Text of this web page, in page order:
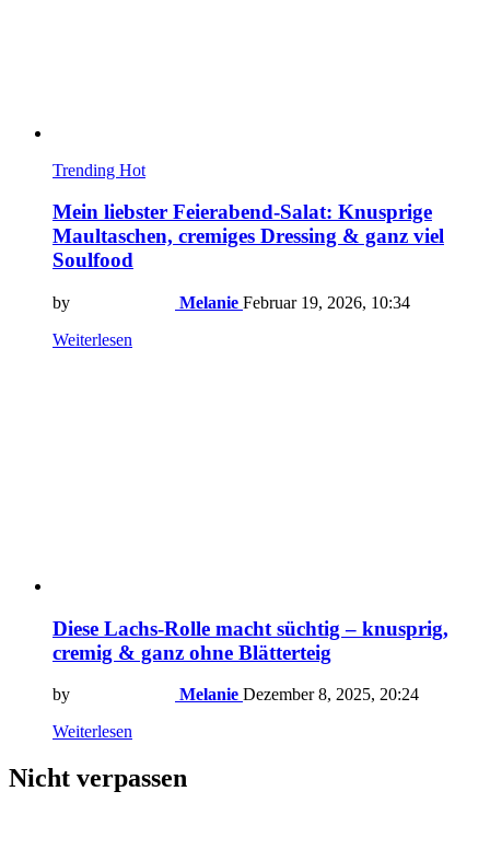
Trending Hot
Mein liebster Feierabend-Salat: Knusprige
Maultaschen, cremiges Dressing & ganz viel
Soulfood
by Melanie Februar 19, 2026, 10:34
Weiterlesen
Diese Lachs-Rolle macht süchtig – knusprig,
cremig & ganz ohne Blätterteig
by Melanie Dezember 8, 2025, 20:24
Weiterlesen
Nicht verpassen